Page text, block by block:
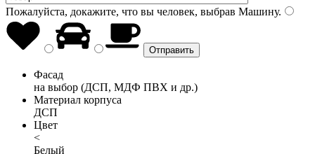
Пожалуйста, докажите, что вы человек, выбрав Машину.
Фасад
на выбор (ДСП, МДФ ПВХ и др.)
Материал корпуса
ДСП
Цвет
<
Белый